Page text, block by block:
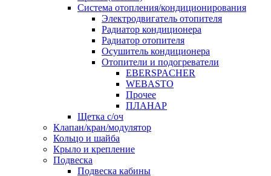
Система отопления/кондиционирования
Электродвигатель отопителя
Радиатор кондиционера
Радиатор отопителя
Осушитель кондиционера
Отопители и подогреватели
EBERSPACHER
WEBASTO
Прочее
ПЛАНАР
Щетка с/оч
Клапан/кран/модулятор
Кольцо и шайба
Крыло и крепление
Подвеска
Подвеска кабины